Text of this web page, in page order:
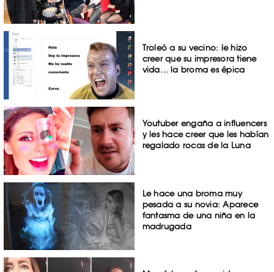
Troleó a su vecino: le hizo
creer que su impresora tiene
vida… la broma es épica
Youtuber engaña a influencers
y les hace creer que les habían
regalado rocas de la Luna
Le hace una broma muy
pesada a su novia: Aparece
fantasma de una niña en la
madrugada